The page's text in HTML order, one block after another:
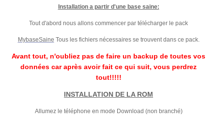
Installation a partir d'une base saine:
Tout d'abord nous allons commencer par télécharger le pack
MybaseSaine Tous les fichiers nécessaires se trouvent dans ce pack.
Avant tout, n'oubliez pas de faire un backup de toutes vos
données car après avoir fait ce qui suit, vous perdrez
tout!!!!!
INSTALLATION DE LA ROM
Allumez le téléphone en mode Download (non branché)